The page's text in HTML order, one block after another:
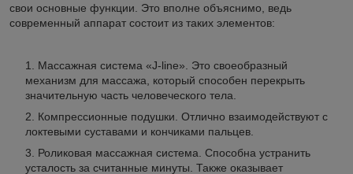
свои основные функции. Это вполне объяснимо, ведь
современный аппарат состоит из таких элементов:
Массажная система «J-line». Это своеобразный
механизм для массажа, который способен перекрыть
значительную часть человеческого тела.
Компрессионные подушки. Отлично взаимодействуют с
локтевыми суставами и кончиками пальцев.
Роликовая массажная система. Способна устранить
усталость за считанные минуты. Также оказывает